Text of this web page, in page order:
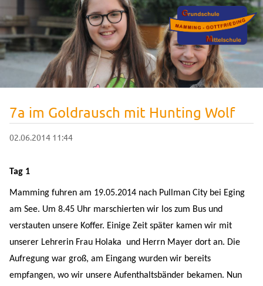
7a im Goldrausch mit Hunting Wolf
02.06.2014 11:44
Tag 1
Mamming fuhren am 19.05.2014 nach Pullman City bei Eging
am See. Um 8.45 Uhr marschierten wir los zum Bus und
verstauten unsere Koffer. Einige Zeit später kamen wir mit
unserer Lehrerin Frau Holaka und Herrn Mayer dort an. Die
Aufregung war groß, am Eingang wurden wir bereits
empfangen, wo wir unsere Aufenthaltsbänder bekamen. Nun